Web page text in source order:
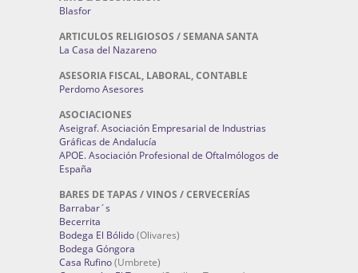
Blasfor
ARTICULOS RELIGIOSOS / SEMANA SANTA
La Casa del Nazareno
ASESORIA FISCAL, LABORAL, CONTABLE
Perdomo Asesores
ASOCIACIONES
Aseigraf. Asociación Empresarial de Industrias
Gráficas de Andalucía
APOE. Asociación Profesional de Oftalmólogos de
España
BARES DE TAPAS / VINOS / CERVECERÍAS
Barrabar´s
Becerrita
Bodega El Bólido(Olivares)
Bodega Góngora
Casa Rufino(Umbrete)